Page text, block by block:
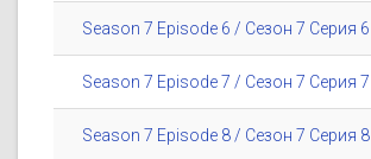
Season 7 Episode 6 / Сезон 7 Серия 6
Season 7 Episode 7 / Сезон 7 Серия 7
Season 7 Episode 8 / Сезон 7 Серия 8